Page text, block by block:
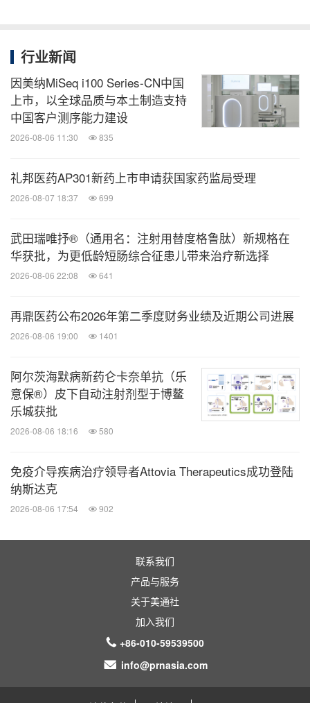
2型炎症领域攀向新高度，助力新质生产力大格局
在"新质生产力"等方向的指引下，借助进博东风，赛
诺菲在持续追寻科学奇迹的路上跑出了"中国速
医师徐金华教授介绍："2型炎症性疾病是以2型炎症
炎、过敏性鼻炎、哮喘、食物过敏等多种疾病，涉及
皮肤、呼吸、消化等多个系统。2型炎症性疾病影响
范围及广，例如特应性皮炎就是最常见的慢性炎症性
是高达25%[5]。在实际诊疗中，患者常合并多种疾
中主要作用通路靶点的生物制剂的出现，给这类疾病
带来了治疗范式转变，使诊疗迈入全新时代。"
复旦大学附属华山医院皮肤科主任医师徐金华教授
基于阻断2型炎症关键驱动因子这一机制，拥
行业新闻
因美纳MiSeq i100 Series-CN中国
上市，以全球品质与本土制造支持
中国客户测序能力建设
2026-08-06 11:30 835
礼邦医药AP301新药上市申请获国家药监局受理
2026-08-07 18:37 699
武田瑞唯抒®（通用名：注射用替度格鲁肽）新规格在
华获批，为更低龄短肠综合征患儿带来治疗新选择
2026-08-06 22:08 641
再鼎医药公布2026年第二季度财务业绩及近期公司进展
2026-08-06 19:00 1401
阿尔茨海默病新药仑卡奈单抗（乐
意保®）皮下自动注射剂型于博鳌
乐城获批
2026-08-06 18:16 580
免疫介导疾病治疗领导者Attovia Therapeutics成功登陆
纳斯达克
2026-08-06 17:54 902
联系我们
产品与服务
关于美通社
加入我们
+86-010-59539500
info@prnasia.com